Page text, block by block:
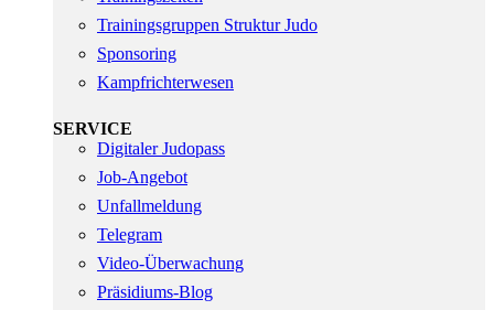
Trainingsgruppen Struktur Judo
Sponsoring
Kampfrichterwesen
SERVICE
Digitaler Judopass
Job-Angebot
Unfallmeldung
Telegram
Video-Überwachung
Präsidiums-Blog